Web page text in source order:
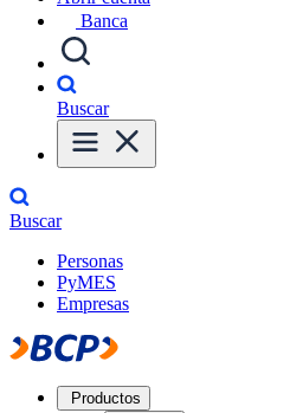
Banca
Buscar
Buscar
Personas
PyMES
Empresas
Productos